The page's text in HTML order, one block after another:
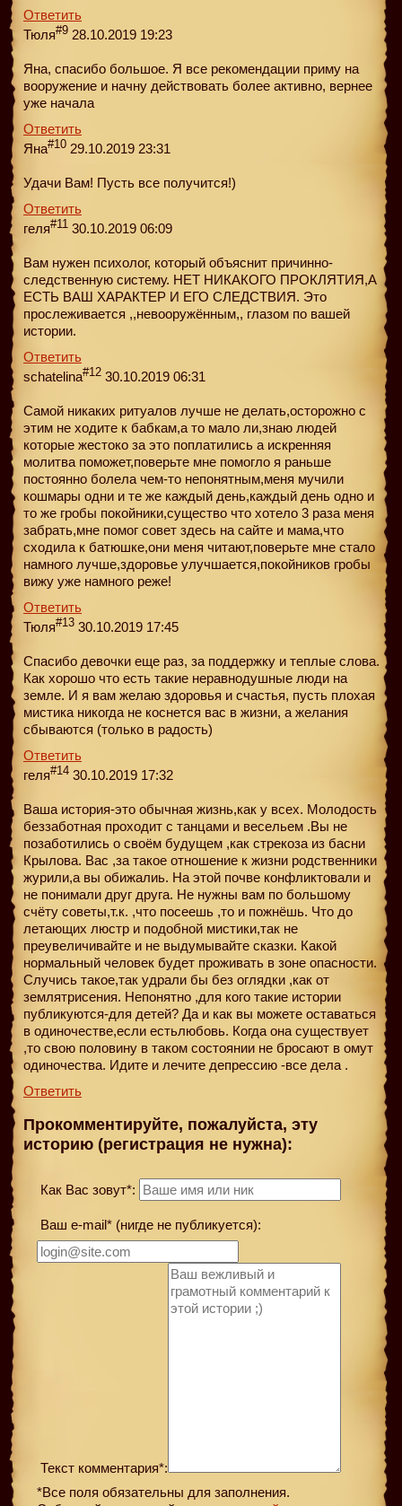
Ответить
Тюля#9 28.10.2019 19:23
Яна, спасибо большое. Я все рекомендации приму на
вооружение и начну действовать более активно, вернее
уже начала
Ответить
Яна#10 29.10.2019 23:31
Удачи Вам! Пусть все получится!)
Ответить
геля#11 30.10.2019 06:09
Вам нужен психолог, который объяснит причинно-
следственную систему. НЕТ НИКАКОГО ПРОКЛЯТИЯ,А
ЕСТЬ ВАШ ХАРАКТЕР И ЕГО СЛЕДСТВИЯ. Это
прослеживается ,,невооружённым,, глазом по вашей
истории.
Ответить
schatelina#12 30.10.2019 06:31
Самой никаких ритуалов лучше не делать,осторожно с
этим не ходитe к бабкам,а то мало ли,знаю людей
которые жестоко за это поплатились a искренняя
молитва поможет,поверьте мне помогло я раньше
постоянно болела чем-то непонятным,меня мучили
кошмары одни и те же каждый день,каждый день одно и
то же гробы покойники,существо что хотело 3 раза меня
забрать,мне помог совет здесь на сайте и мама,что
cходила к батюшке,они меня читают,поверьте мне стало
намного лучше,здоровье улучшается,покойников гробы
вижу уже намного реже!
Ответить
Тюля#13 30.10.2019 17:45
Спасибо девочки еще раз, за поддержку и теплые слова.
Как хорошо что есть такие неравнодушные люди на
земле. И я вам желаю здоровья и счастья, пусть плохая
мистика никогда не коснется вас в жизни, а желания
сбываются (только в радость)
Ответить
геля#14 30.10.2019 17:32
Ваша история-это обычная жизнь,как у всех. Молодость
беззаботная проходит с танцами и весельем .Вы не
позаботились о своём будущем ,как стрекоза из басни
Крылова. Вас ,за такое отношение к жизни родственники
журили,а вы обижалиь. На этой почве конфликтовали и
не понимали друг друга. Не нужны вам по большому
счёту советы,т.к. ,что посеешь ,то и пожнёшь. Что до
летающих люстр и подобной мистики,так не
преувеличивайте и не выдумывайте сказки. Какой
нормальный человек будет проживать в зоне опасности.
Случись такое,так удрали бы без оглядки ,как от
землятрисения. Непонятно ,для кого такие истории
публикуются-для детей? Да и как вы можете оставаться
в одиночестве,если естьлюбовь. Когда она существует
,то свою половину в таком состоянии не бросают в омут
одиночества. Идите и лечите депрессию -все дела .
Ответить
Прокомментируйте, пожалуйста, эту
историю (регистрация не нужна):
Как Вас зовут*:
Ваш e-mail* (нигде не публикуется):
Текст комментария*:
*Все поля обязательны для заполнения.